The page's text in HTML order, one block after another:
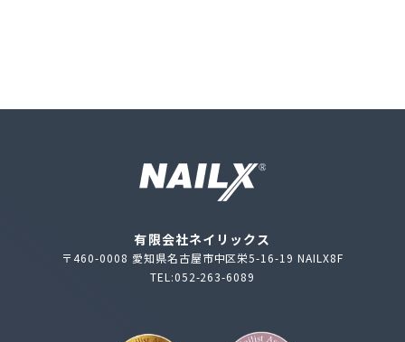
有限会社ネイリックス
〒460-0008 愛知県名古屋市中区栄5-16-19 NAILX8F
TEL:052-263-6089